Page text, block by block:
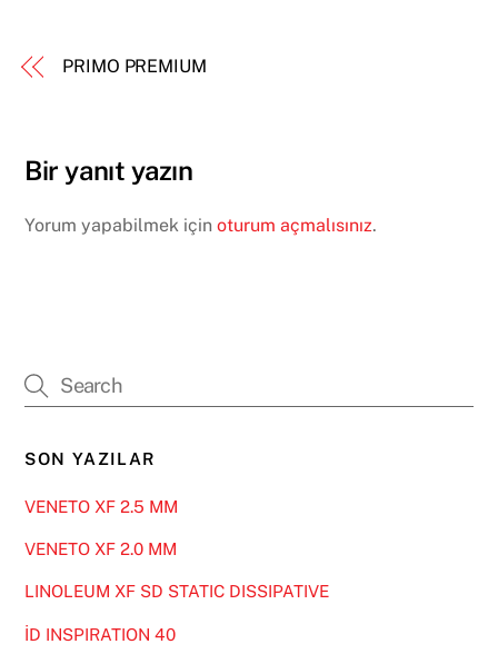
PRIMO PREMIUM
Bir yanıt yazın
Yorum yapabilmek içinoturum açmalısınız.
SON YAZILAR
VENETO XF 2.5 MM
VENETO XF 2.0 MM
LINOLEUM XF SD STATIC DISSIPATIVE
İD INSPIRATION 40